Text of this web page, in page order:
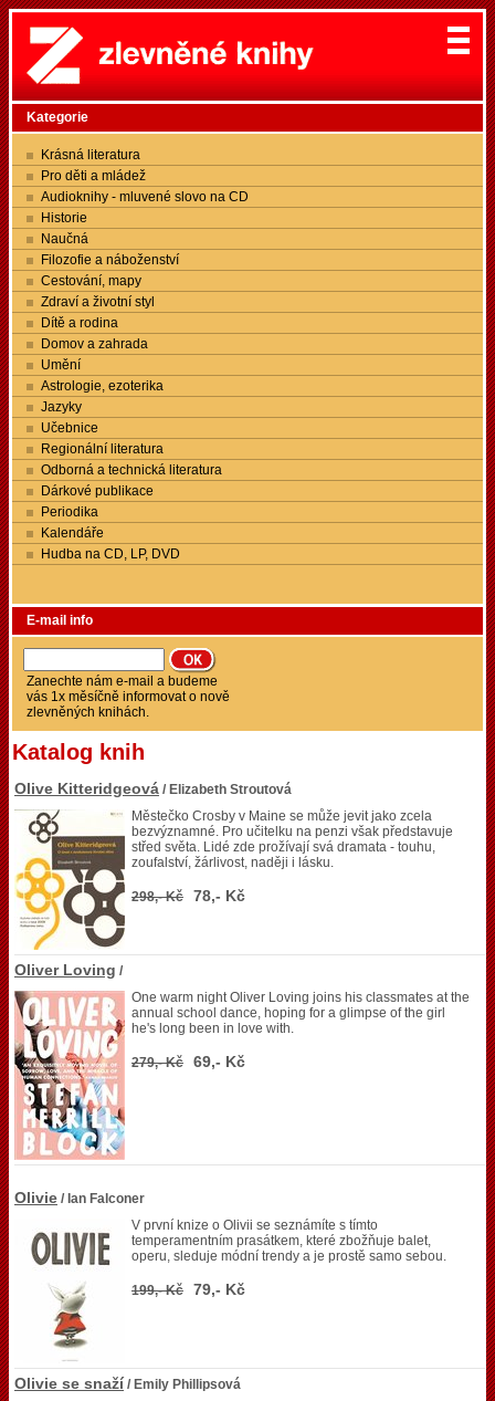
Kategorie
Krásná literatura
Pro děti a mládež
Audioknihy - mluvené slovo na CD
Historie
Naučná
Filozofie a náboženství
Cestování, mapy
Zdraví a životní styl
Dítě a rodina
Domov a zahrada
Umění
Astrologie, ezoterika
Jazyky
Učebnice
Regionální literatura
Odborná a technická literatura
Dárkové publikace
Periodika
Kalendáře
Hudba na CD, LP, DVD
E-mail info
Zanechte nám e-mail a budeme
vás 1x měsíčně informovat o nově
zlevněných knihách.
Katalog knih
Olive Kitteridgeová / Elizabeth Stroutová
Městečko Crosby v Maine se může jevit jako zcela
bezvýznamné. Pro učitelku na penzi však představuje
střed světa. Lidé zde prožívají svá dramata - touhu,
zoufalství, žárlivost, naději i lásku.
298,- Kč 78,- Kč
Oliver Loving /
One warm night Oliver Loving joins his classmates at the
annual school dance, hoping for a glimpse of the girl
he's long been in love with.
279,- Kč 69,- Kč
Olivie / Ian Falconer
V první knize o Olivii se seznámíte s tímto
temperamentním prasátkem, které zbožňuje balet,
operu, sleduje módní trendy a je prostě samo sebou.
199,- Kč 79,- Kč
Olivie se snaží / Emily Phillipsová